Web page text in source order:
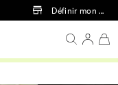
au contenu principal
Définir mon